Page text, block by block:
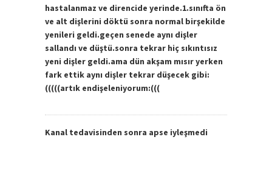
hastalanmaz ve direncide yerinde.1.sınıfta ön
ve alt dişlerini döktü sonra normal birşekilde
yenileri geldi.geçen senede aynı dişler
sallandı ve düştü.sonra tekrar hiç sıkıntısız
yeni dişler geldi.ama dün akşam mısır yerken
fark ettik aynı dişler tekrar düşecek gibi:
(((((artık endişeleniyorum:(((
Kanal tedavisinden sonra apse iyleşmedi